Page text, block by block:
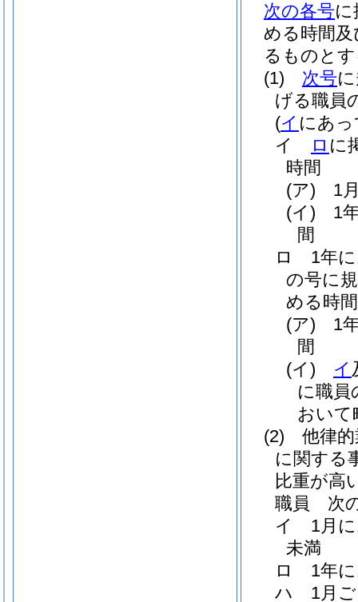
次の各号
める時間
るものと
(1)
次号
げる職員
(イ にあ
イ
ロ に
時間
(ア)
1
(イ)
1
間
ロ
1年
の号に
める時
(ア)
1
間
(イ)
イ
に職員
おいて
(2)
他律
に関する
比重が高
職員 次
イ
1月
未満
ロ
1年
ハ
1月